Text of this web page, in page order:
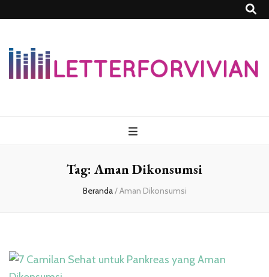
Tag: Aman Dikonsumsi
Beranda/Aman Dikonsumsi